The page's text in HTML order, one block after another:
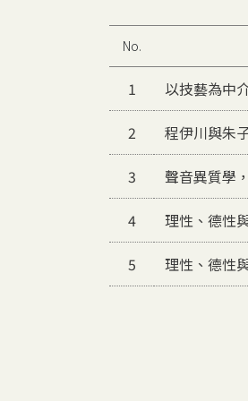
No.
1 以技藝為中
2 程伊川與朱
3 聲音異質學
4 理性、德性
5 理性、德性